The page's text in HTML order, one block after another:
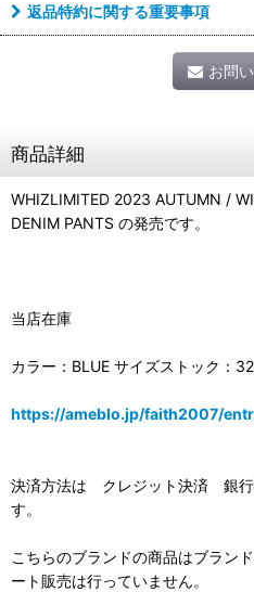
返品特約に関する重要事項
お問
商品詳細
WHIZLIMITED 2023 AUTUMN /
DENIM PANTS の発売です。
当店在庫
カラー：BLUE サイズストック：
https://ameblo.jp/faith2007/
決済方法は クレジット決済 銀行
す。
こちらのブランドの商品はブラン
ート販売は行っていません。